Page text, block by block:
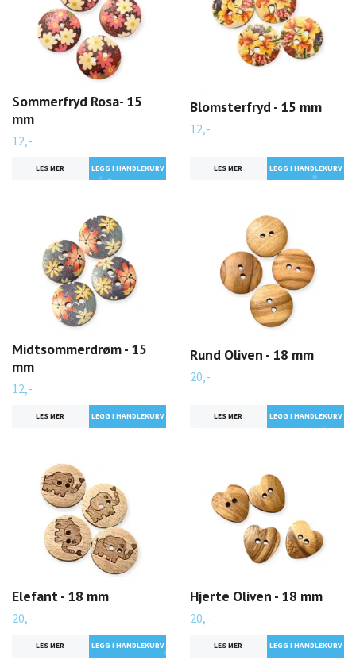
Sommerfryd Rosa- 15
mm
12,-
LES MER
Blomsterfryd - 15 mm
12,-
LES MER
Midtsommerdrøm - 15
mm
12,-
LES MER
Rund Oliven - 18 mm
20,-
LES MER
Elefant - 18 mm
20,-
LES MER
Hjerte Oliven - 18 mm
20,-
LES MER